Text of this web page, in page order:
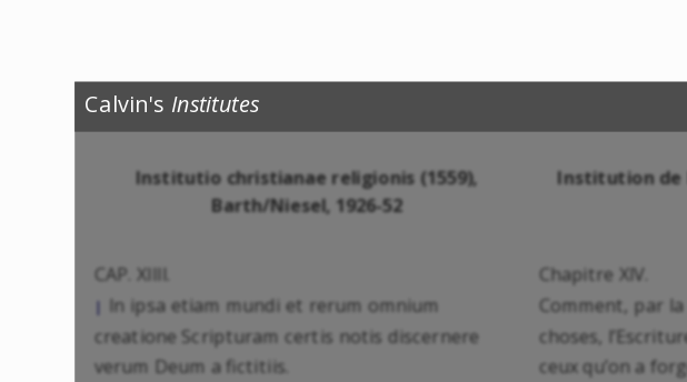
Calvin's Institutes
Institutio christianae religionis (1559),
Barth/Niesel, 1926-52
Institution de
CAP. XIIII. Chapitre XIV.
| In ipsa etiam mundi et rerum omnium
creatione Scripturam certis notis discernere
verum Deum a fictitiis.
Comment, par
choses,
ceux qu’on a